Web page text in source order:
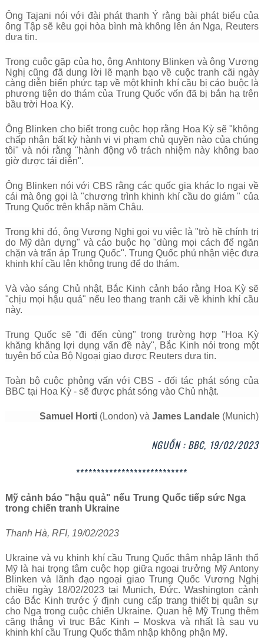
Ông Tajani nói với đài phát thanh Ý rằng bài phát biểu của
ông Tập sẽ kêu gọi hòa bình mà không lên án Nga, Reuters
đưa tin.
Trong cuộc gặp của họ, ông Anhtony Blinken và ông Vương
Nghị cũng đã dung lời lẽ mạnh bạo về cuộc tranh cãi ngày
càng diễn biến phức tạp về một khinh khí cầu bị cáo buộc là
phương tiện do thám của Trung Quốc vốn đã bị bắn hạ trên
bầu trời Hoa Kỳ.
Ông Blinken cho biết trong cuộc họp rằng Hoa Kỳ sẽ "không
chấp nhận bất kỳ hành vi vi phạm chủ quyền nào của chúng
tôi" và nói rằng "hành động vô trách nhiệm này không bao
giờ được tái diễn".
Ông Blinken nói với CBS rằng các quốc gia khác lo ngại về
cái mà ông gọi là "chương trình khinh khí cầu do giám " của
Trung Quốc trên khắp năm Châu.
Trong khi đó, ông Vương Nghị gọi vụ việc là "trò hề chính trị
do Mỹ dàn dựng" và cáo buộc họ "dùng mọi cách để ngăn
chặn và trấn áp Trung Quốc". Trung Quốc phủ nhận việc đưa
khinh khí cầu lên không trung để do thám.
Và vào sáng Chủ nhật, Bắc Kinh cảnh báo rằng Hoa Kỳ sẽ
"chịu mọi hậu quả" nếu leo thang tranh cãi về khinh khí cầu
này.
Trung Quốc sẽ "đi đến cùng" trong trường hợp "Hoa Kỳ
khăng khăng lợi dụng vấn đề này", Bắc Kinh nói trong một
tuyên bố của Bộ Ngoại giao được Reuters đưa tin.
Toàn bộ cuộc phỏng vấn với CBS - đối tác phát sóng của
BBC tại Hoa Kỳ - sẽ được phát sóng vào Chủ nhật.
Samuel Horti (London) và James Landale (Munich)
NGUỒN : BBC, 19/02/2023
***************************
Mỹ cảnh báo "hậu quả" nếu Trung Quốc tiếp sức Nga
trong chiến tranh Ukraine
Thanh Hà, RFI, 19/02/2023
Ukraine và vụ khinh khí cầu Trung Quốc thâm nhập lãnh thổ
Mỹ là hai trọng tâm cuộc họp giữa ngoại trưởng Mỹ Antony
Blinken và lãnh đạo ngoại giao Trung Quốc Vương Nghị
chiều ngày 18/02/2023 tại Munich, Đức. Washington cảnh
cáo Bắc Kinh trước ý định cung cấp trang thiết bị quân sự
cho Nga trong cuộc chiến Ukraine. Quan hệ Mỹ Trung thêm
căng thẳng vì trục Bắc Kinh – Moskva và nhất là sau vụ
khinh khí cầu Trung Quốc thâm nhập không phận Mỹ.